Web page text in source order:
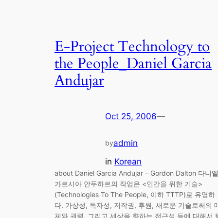
E-Project Technology to
the People_Daniel Garcia
Andujar
Oct 25, 2006—
byadmin
in Korean
about Daniel Garcia Andujar – Gordon Dalton 다니엘
가르시아 안두하르의 작업은 <인간을 위한 기술>
(Technologies To The People, 이하 TTTP)로 유명하
다. 가상성, 독자성, 저작권, 후원, 새로운 기술로써의
체와 권력, 그리고 세상을 향하는 접근성 등에 대해서